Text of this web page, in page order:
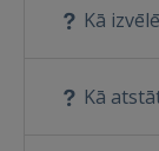
Kā
Kā